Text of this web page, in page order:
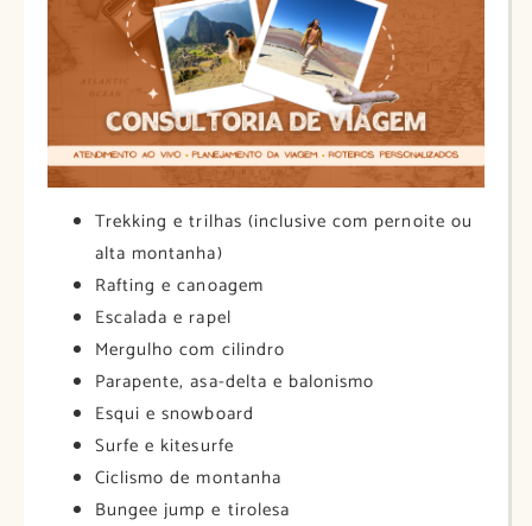
Trekking e trilhas (inclusive com pernoite ou
alta montanha)
Rafting e canoagem
Escalada e rapel
Mergulho com cilindro
Parapente, asa-delta e balonismo
Esqui e snowboard
Surfe e kitesurfe
Ciclismo de montanha
Bungee jump e tirolesa